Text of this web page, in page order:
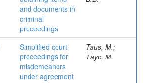
and documents in
criminal
proceedings
Simplified court
proceedings for
misdemeanors
under agreement
Taus, M.;
Таус, М.